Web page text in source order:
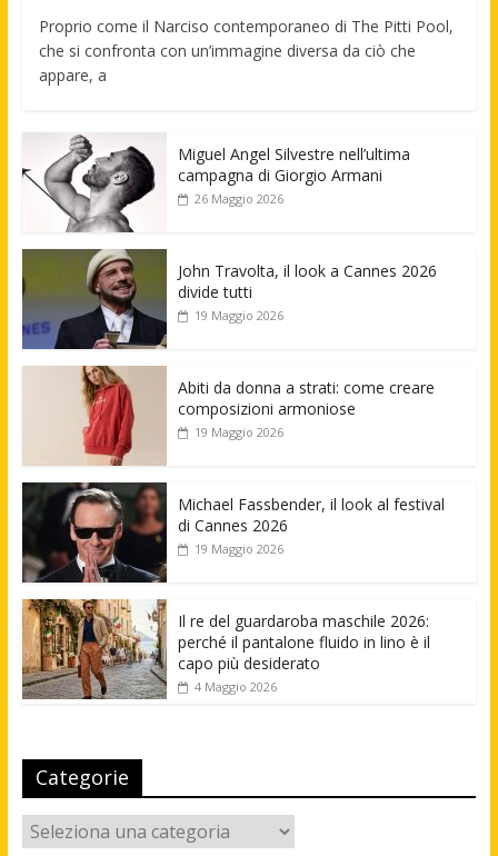
Proprio come il Narciso contemporaneo di The Pitti Pool,
che si confronta con un’immagine diversa da ciò che
appare, a
Miguel Angel Silvestre nell’ultima
campagna di Giorgio Armani
26 Maggio 2026
John Travolta, il look a Cannes 2026
divide tutti
19 Maggio 2026
Abiti da donna a strati: come creare
composizioni armoniose
19 Maggio 2026
Michael Fassbender, il look al festival
di Cannes 2026
19 Maggio 2026
Il re del guardaroba maschile 2026:
perché il pantalone fluido in lino è il
capo più desiderato
4 Maggio 2026
Categorie
Categorie